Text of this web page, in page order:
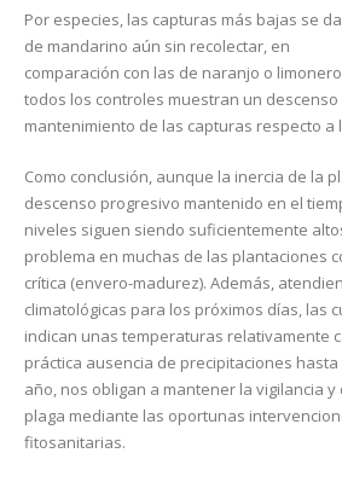
Por especies, las capturas más bajas se
de mandarino aún sin recolectar, en
comparación con las de naranjo o
todos los controles muestran un descenso
mantenimiento de las capturas respecto
Como conclusión, aunque la inercia de la
descenso progresivo mantenido en el
niveles siguen siendo suficientemente
problema en muchas de las plantaciones
crítica (envero-madurez). Además,
climatológicas para los próximos días, las
indican unas temperaturas relativamente
práctica ausencia de precipitaciones
año, nos obligan a mantener la vigilancia
plaga mediante las oportunas
fitosanitarias.